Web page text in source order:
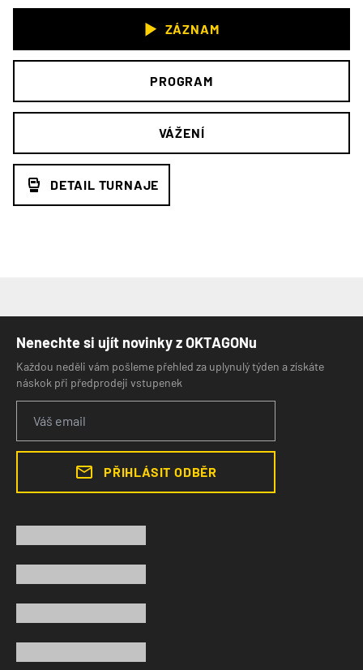
ZÁZNAM
PROGRAM
VÁŽENÍ
DETAIL TURNAJE
Nenechte si ujít novinky z OKTAGONu
Každou neděli vám pošleme přehled za uplynulý týden a získáte
náskok při předprodeji vstupenek
PŘIHLÁSIT ODBĚR